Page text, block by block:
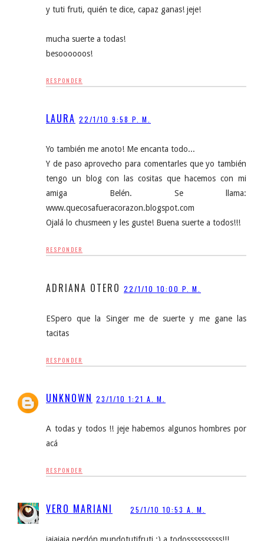
y tuti fruti, quién te dice, capaz ganas! jeje!
mucha suerte a todas!
besoooooos!
RESPONDER
LAURA 22/1/10 9:58 P. M.
Yo también me anoto! Me encanta todo...
Y de paso aprovecho para comentarles que yo también
tengo un blog con las cositas que hacemos con mi
amiga Belén. Se llama:
www.quecosafueracorazon.blogspot.com
Ojalá lo chusmeen y les guste! Buena suerte a todos!!!
RESPONDER
ADRIANA OTERO 22/1/10 10:00 P. M.
ESpero que la Singer me de suerte y me gane las
tacitas
RESPONDER
UNKNOWN 23/1/10 1:21 A. M.
A todas y todos !! jeje habemos algunos hombres por
acá
RESPONDER
VERO MARIANI 25/1/10 10:53 A. M.
jajajaja perdón mundotutifruti :) a todossssssssss!!!